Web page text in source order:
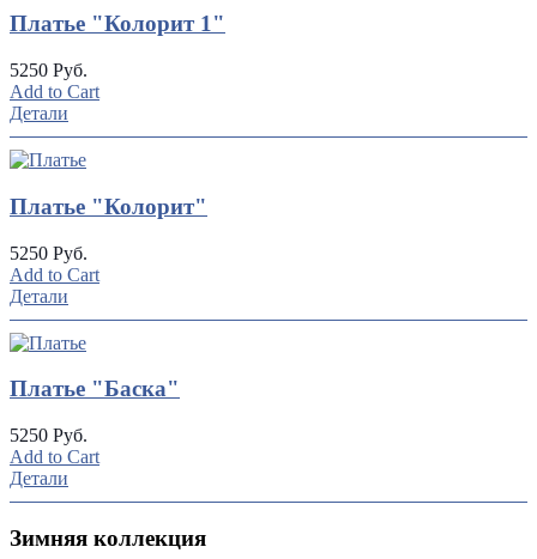
Платье "Колорит 1"
5250 Руб.
Add to Cart
Детали
Платье "Колорит"
5250 Руб.
Add to Cart
Детали
Платье "Баска"
5250 Руб.
Add to Cart
Детали
Зимняя коллекция